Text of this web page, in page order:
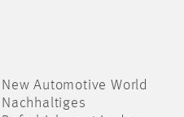
New Automotive World
Nachhaltiges